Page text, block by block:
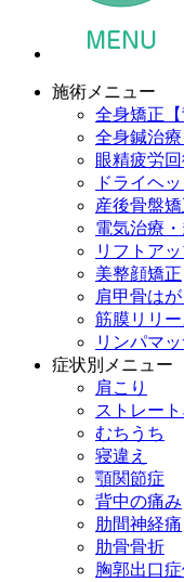
施術メニュー
全身矯正【
全身鍼治
眼精疲労
ドライヘ
産後骨盤
電気治療
リフトア
美整顔矯正
肩甲骨はが
筋膜リリー
リンパマ
症状別メニュー
肩こり
ストレー
むちうち
寝違え
顎関節症
背中の痛み
肋間神経痛
肋骨骨折
胸郭出口